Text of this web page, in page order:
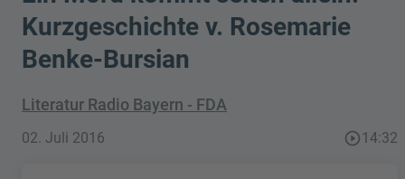
Kurzgeschichte v. Rosemarie
Benke-Bursian
Literatur Radio Bayern - FDA
02. Juli 2016 play_circle_outline14:32